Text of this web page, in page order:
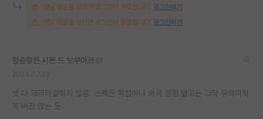
이벤트
재팬라운지 🌸
해당 댓글을 보려면 로그인이 필요합니다. 로그인하기
해당 댓글을 보려면 로그인이 필요합니다. 로그인하기
청승맞은 시몬 드 보부아르
셋 다 크리티컬하지 않음. 스펙은 학점이나 외국 경험 말고는 그닥 유의미하
게 버진 않는 듯.